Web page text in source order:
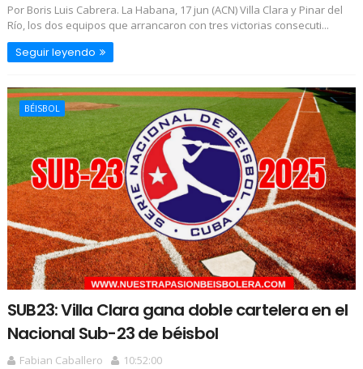
Por Boris Luis Cabrera. La Habana, 17 jun (ACN) Villa Clara y Pinar del
Río, los dos equipos que arrancaron con tres victorias consecuti...
Seguir leyendo
BÉISBOL
SUB23: Villa Clara gana doble cartelera en el
Nacional Sub-23 de béisbol
Fabian Caballero
10:52:00